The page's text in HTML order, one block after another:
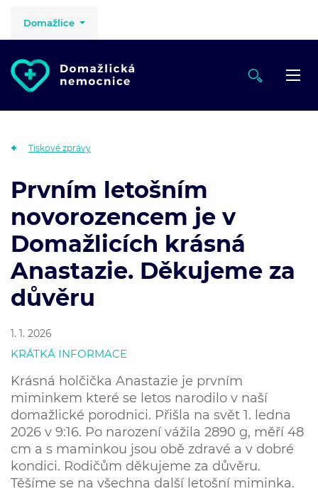
Domažlice
Tiskové zprávy
Prvním letošním
novorozencem je v
Domažlicích krásná
Anastazie. Děkujeme za
důvěru
1. 1. 2026
KRÁTKÁ INFORMACE
Krásná holčička Anastazie je prvním
miminkem které se letos narodilo v naší
domažlické porodnici. Přišla na svět 1. ledna
2026 v 9:16. Po narození vážila 2890 g, měří 48
cm a s maminkou jsou obě zdravé a v dobré
kondici. Rodičům děkujeme za důvěru.
Těšíme se na všechna další letošní miminka.